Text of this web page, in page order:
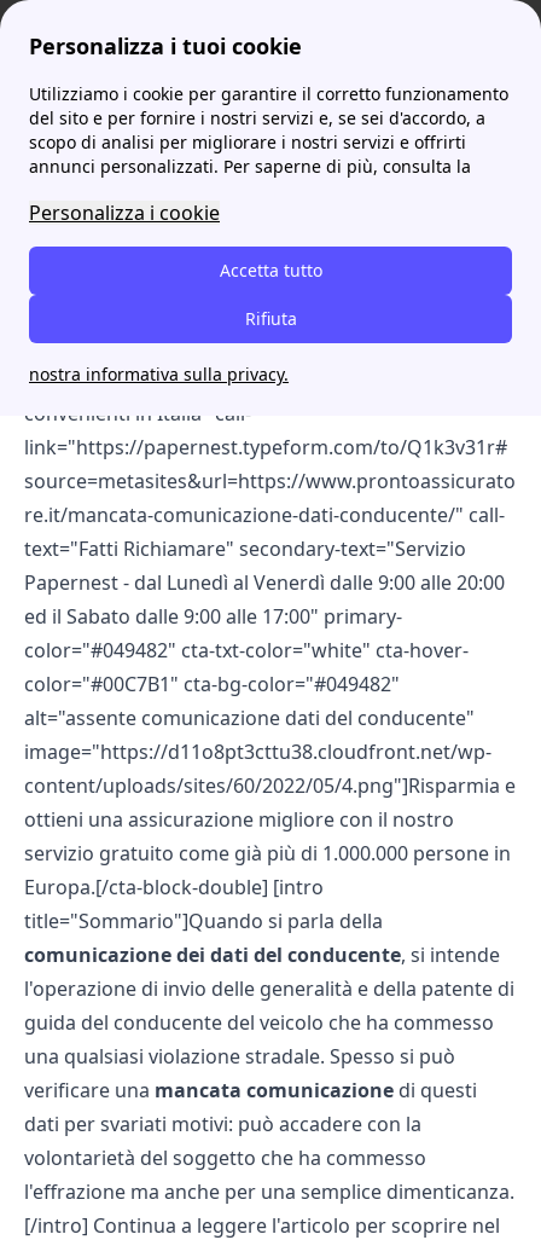
Personalizza i tuoi cookie
Utilizziamo i cookie per garantire il corretto funzionamento
del sito e per fornire i nostri servizi e, se sei d'accordo, a
scopo di analisi per migliorare i nostri servizi e offrirti
annunci personalizzati. Per saperne di più, consulta la
Personalizza i cookie
Accetta tutto
Rifiuta
nostra informativa sulla privacy.
prontoassicuratore Mancata comunicazione dati del conducente: cosa succede?
Mancata comunicazione
dati del conducente: cosa
succede?
[cta-block-double color="white"
information="Annuncio - Servizio Gratuito: 4,6 ⭐ su
Trustpilot" title="Scopri e attiva le Assicurazioni più
convenienti in Italia" call-
link="https://papernest.typeform.com/to/Q1k3v31r#
source=metasites&url=https://www.prontoassicurato
re.it/mancata-comunicazione-dati-conducente/" call-
text="Fatti Richiamare" secondary-text="Servizio
Papernest - dal Lunedì al Venerdì dalle 9:00 alle 20:00
ed il Sabato dalle 9:00 alle 17:00" primary-
color="#049482" cta-txt-color="white" cta-hover-
color="#00C7B1" cta-bg-color="#049482"
alt="assente comunicazione dati del conducente"
image="https://d11o8pt3cttu38.cloudfront.net/wp-
content/uploads/sites/60/2022/05/4.png"]Risparmia e
ottieni una assicurazione migliore con il nostro
servizio gratuito come già più di 1.000.000 persone in
Europa.[/cta-block-double] [intro
title="Sommario"]Quando si parla della
comunicazione dei dati del conducente, si intende
l'operazione di invio delle generalità e della patente di
guida del conducente del veicolo che ha commesso
una qualsiasi violazione stradale. Spesso si può
verificare una mancata comunicazione di questi
dati per svariati motivi: può accadere con la
volontarietà del soggetto che ha commesso
l'effrazione ma anche per una semplice dimenticanza.
[/intro] Continua a leggere l'articolo per scoprire nel